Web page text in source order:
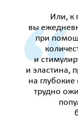
Или, к
вы
при
и
и эластина,
на глубокие
трудно